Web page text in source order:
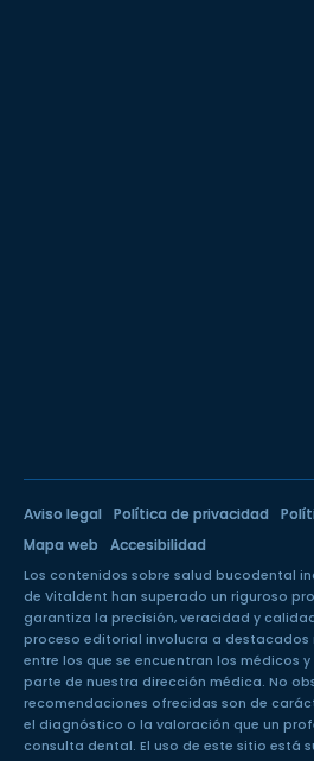
Aviso legal Política de privacidad
Mapa web
Accesibilidad
Los contenidos sobre salud bucodental
de Vitaldent han superado un riguroso
garantiza la precisión, veracidad y
proceso editorial involucra a destacados
entre los que se encuentran los médicos
parte de nuestra dirección médica. No
recomendaciones ofrecidas son de
el diagnóstico o la valoración que un
consulta dental. El uso de este sitio está